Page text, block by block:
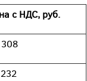
c НДС, руб.